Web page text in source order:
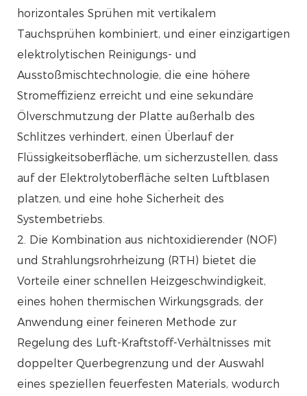
horizontales Sprühen mit vertikalem
Tauchsprühen kombiniert, und einer einzigartigen
elektrolytischen Reinigungs- und
Ausstoßmischtechnologie, die eine höhere
Stromeffizienz erreicht und eine sekundäre
Ölverschmutzung der Platte außerhalb des
Schlitzes verhindert, einen Überlauf der
Flüssigkeitsoberfläche, um sicherzustellen, dass
auf der Elektrolytoberfläche selten Luftblasen
platzen, und eine hohe Sicherheit des
Systembetriebs.
2. Die Kombination aus nichtoxidierender (NOF)
und Strahlungsrohrheizung (RTH) bietet die
Vorteile einer schnellen Heizgeschwindigkeit,
eines hohen thermischen Wirkungsgrads, der
Anwendung einer feineren Methode zur
Regelung des Luft-Kraftstoff-Verhältnisses mit
doppelter Querbegrenzung und der Auswahl
eines speziellen feuerfesten Materials, wodurch